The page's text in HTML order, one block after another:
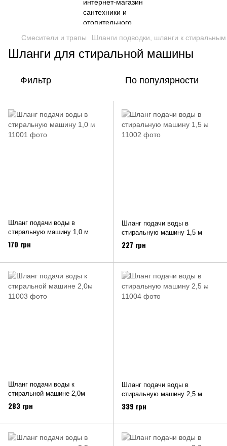
Смесители и трапы Шланги подводки, шланги к
Шланги для стиральной машины
Фильтр По популярности
Шланг подачи воды в
стиральную машину 1,0 м
170 грн
Шланг подачи воды в
стиральную машину 1,5 м
227 грн
Шланг подачи воды к
стиральной машине 2,0м
283 грн
Шланг подачи воды в
стиральную машину 2,5 м
339 грн